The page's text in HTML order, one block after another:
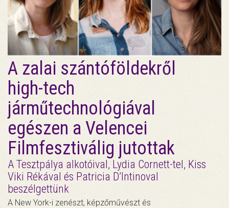
A zalai szántóföldekről
high-tech
járműtechnológiával
egészen a Velencei
Filmfesztiválig jutottak
A Tesztpálya alkotóival, Lydia Cornett-tel, Kiss
Viki Rékával és Patricia D’Intinoval
beszélgettünk
A New York-i zenészt, képzőművészt és